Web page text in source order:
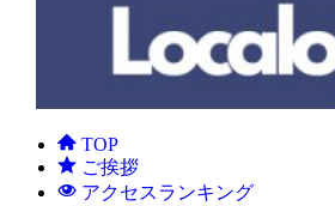
TOP
ご挨拶
アクセスランキング